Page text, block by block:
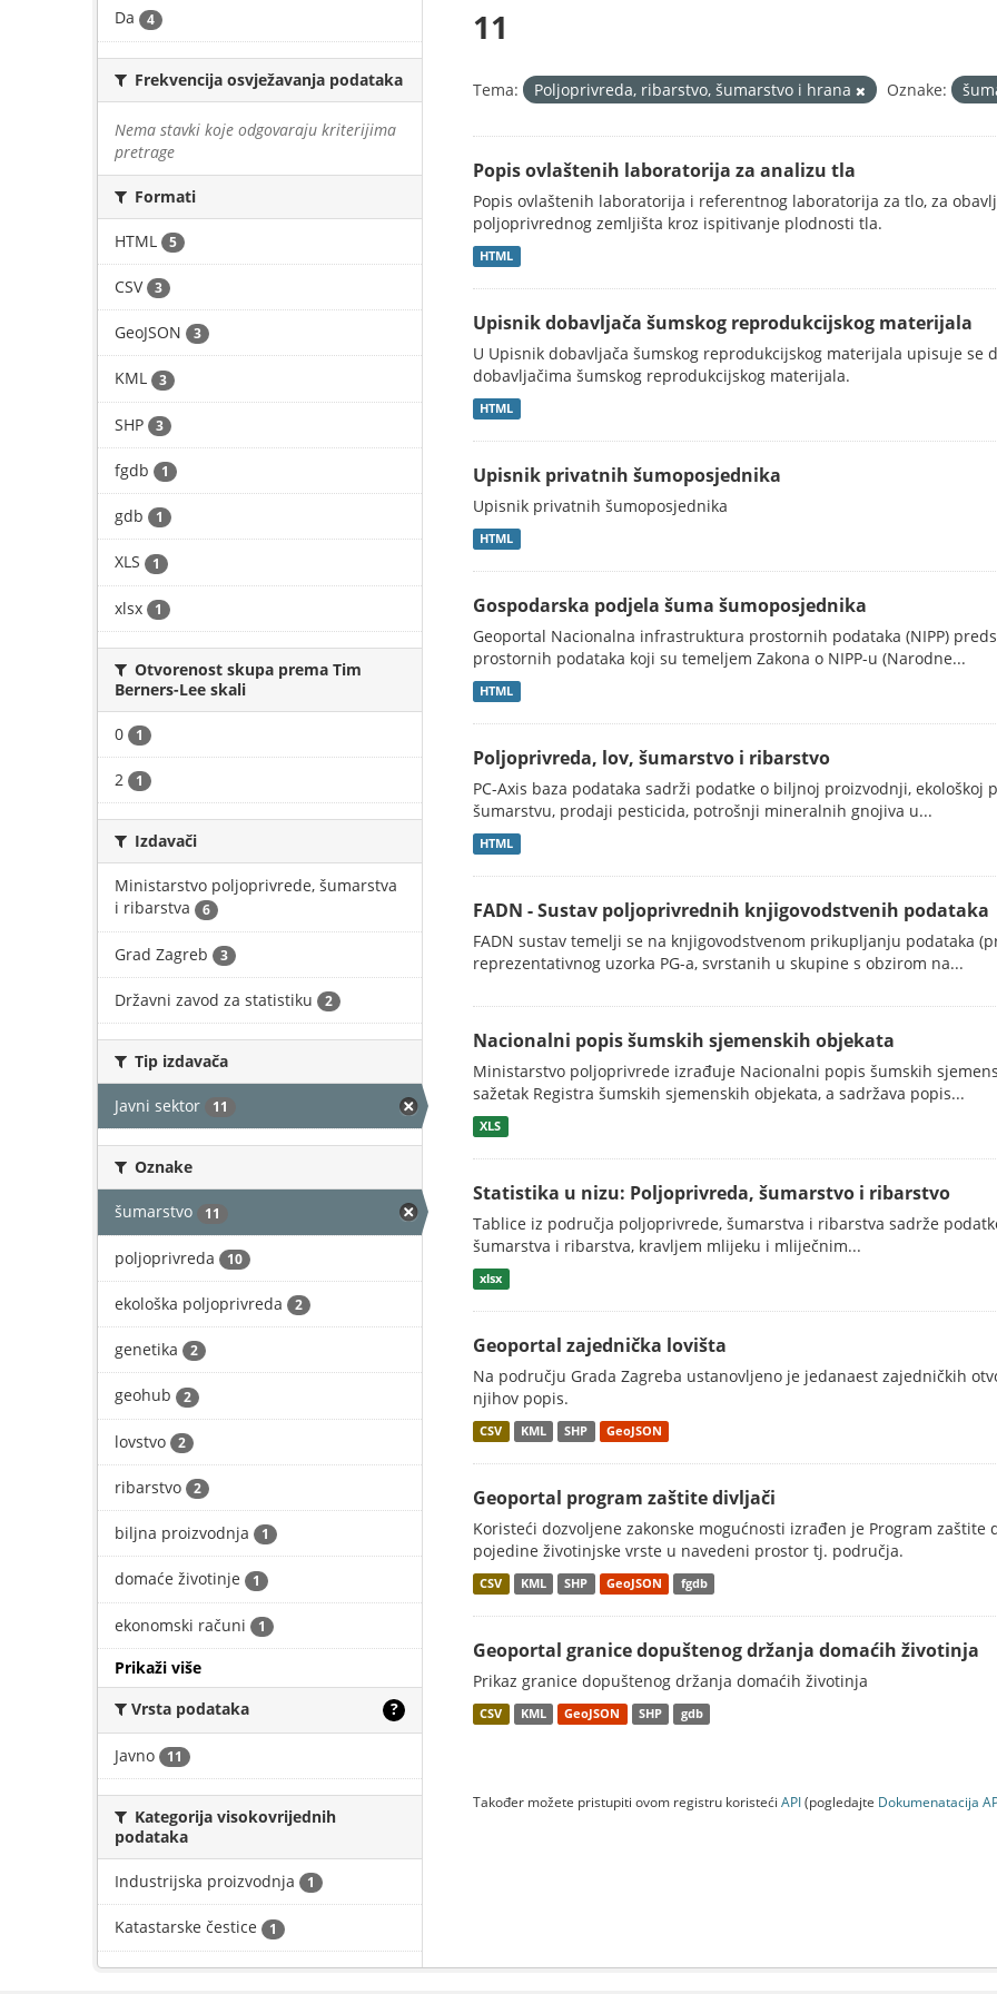
Da 4
Frekvencija osvježavanja podataka
Nema stavki koje odgovaraju kriterijima
pretrage
Formati
HTML 5
CSV 3
GeoJSON 3
KML 3
SHP 3
fgdb 1
gdb 1
XLS 1
xlsx 1
Otvorenost skupa prema Tim
Berners-Lee skali
0 1
2 1
Izdavači
Ministarstvo poljoprivrede, šumarstva
i ribarstva
6
Grad Zagreb 3
Državni zavod za statistiku 2
Tip izdavača
Javni sektor 11
Oznake
šumarstvo 11
poljoprivreda 10
ekološka poljoprivreda 2
genetika 2
geohub 2
lovstvo 2
ribarstvo 2
biljna proizvodnja 1
domaće životinje 1
ekonomski računi 1
Prikaži više
Vrsta podataka
?
Javno 11
Kategorija visokovrijednih
podataka
Industrijska proizvodnja 1
Katastarske čestice 1
11
Tema: Poljoprivreda, ribarstvo, šumarstvo i hrana Oznake:
Popis ovlaštenih laboratorija za analizu tla
Popis ovlaštenih laboratorija i referentnog laboratorija za tlo, za
poljoprivrednog zemljišta kroz ispitivanje plodnosti tla.
HTML
Upisnik dobavljača šumskog reprodukcijskog materijala
U Upisnik dobavljača šumskog reprodukcijskog materijala upisuje se
dobavljačima šumskog reprodukcijskog materijala.
HTML
Upisnik privatnih šumoposjednika
Upisnik privatnih šumoposjednika
HTML
Gospodarska podjela šuma šumoposjednika
Geoportal Nacionalna infrastruktura prostornih podataka (NIPP)
prostornih podataka koji su temeljem Zakona o NIPP-u (Narodne...
HTML
Poljoprivreda, lov, šumarstvo i ribarstvo
PC-Axis baza podataka sadrži podatke o biljnoj proizvodnji,
šumarstvu, prodaji pesticida, potrošnji mineralnih gnojiva u...
HTML
FADN - Sustav poljoprivrednih knjigovodstvenih podataka
FADN sustav temelji se na knjigovodstvenom prikupljanju podataka
reprezentativnog uzorka PG-a, svrstanih u skupine s obzirom na...
Nacionalni popis šumskih sjemenskih objekata
Ministarstvo poljoprivrede izrađuje Nacionalni popis šumskih
sažetak Registra šumskih sjemenskih objekata, a sadržava popis...
XLS
Statistika u nizu: Poljoprivreda, šumarstvo i ribarstvo
Tablice iz područja poljoprivrede, šumarstva i ribarstva sadrže
šumarstva i ribarstva, kravljem mlijeku i mliječnim...
xlsx
Geoportal zajednička lovišta
Na području Grada Zagreba ustanovljeno je jedanaest zajedničkih
njihov popis.
CSV KML SHP GeoJSON
Geoportal program zaštite divljači
Koristeći dozvoljene zakonske mogućnosti izrađen je Program
pojedine životinjske vrste u navedeni prostor tj. područja.
CSV KML SHP GeoJSON fgdb
Geoportal granice dopuštenog držanja domaćih životinja
Prikaz granice dopuštenog držanja domaćih životinja
CSV KML GeoJSON SHP gdb
Također možete pristupiti ovom registru koristeći API(pogledajte Dokumenаtаcijа